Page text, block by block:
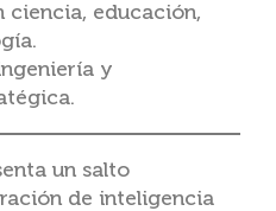
ciencia, educación,
y
un salto
de inteligencia